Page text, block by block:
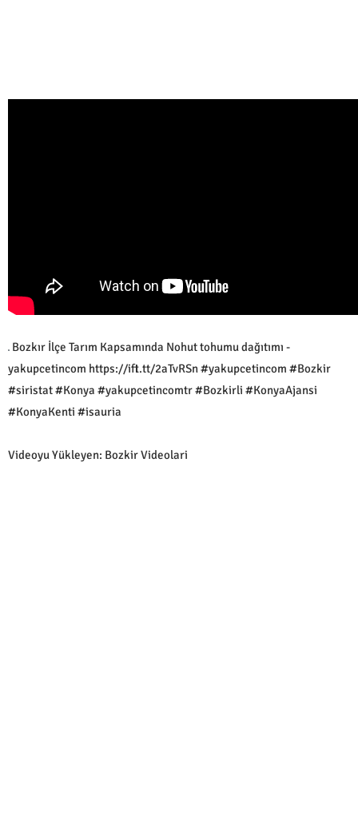
Bozkır İlçe Tarım Kapsamında Nohut tohumu dağıtımı -
yakupcetincom https://ift.tt/2aTvRSn #yakupcetincom #Bozkir
#siristat #Konya #yakupcetincomtr #Bozkirli #KonyaAjansi
#KonyaKenti #isauria
Videoyu Yükleyen: Bozkir Videolari